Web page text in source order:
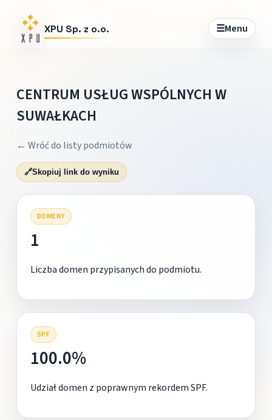
XPU Sp. z o.o. ☰Menu
CENTRUM USŁUG WSPÓLNYCH W
SUWAŁKACH
← Wróć do listy podmiotów
🔗Skopiuj link do wyniku
DOMENY
1
Liczba domen przypisanych do podmiotu.
SPF
100.0%
Udział domen z poprawnym rekordem SPF.